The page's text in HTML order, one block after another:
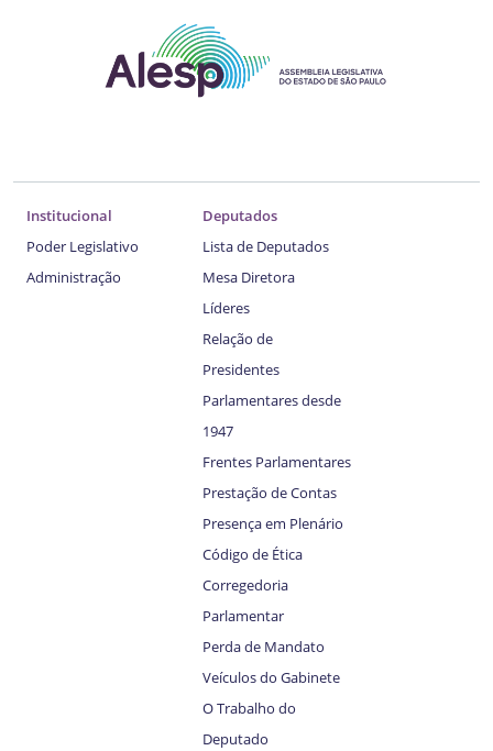
Institucional
Poder Legislativo
Administração
Deputados
Lista de Deputados
Mesa Diretora
Líderes
Relação de
Presidentes
Parlamentares desde
1947
Frentes Parlamentares
Prestação de Contas
Presença em Plenário
Código de Ética
Corregedoria
Parlamentar
Perda de Mandato
Veículos do Gabinete
O Trabalho do
Deputado